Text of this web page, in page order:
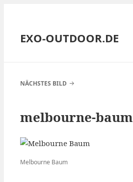
EXO-OUTDOOR.DE
NÄCHSTES BILD
melbourne-baum
Melbourne Baum